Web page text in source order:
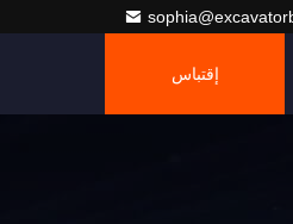
إقتباس